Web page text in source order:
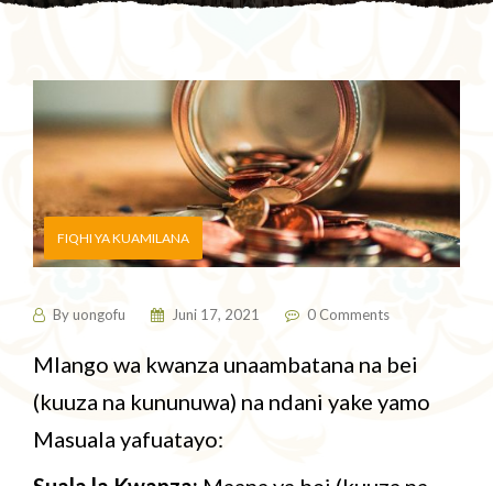
FIQHI YA KUAMILANA
Byuongofu Juni 17, 2021 0 Comments
Mlango wa kwanza unaambatana na bei
(kuuza na kununuwa) na ndani yake yamo
Masuala yafuatayo: